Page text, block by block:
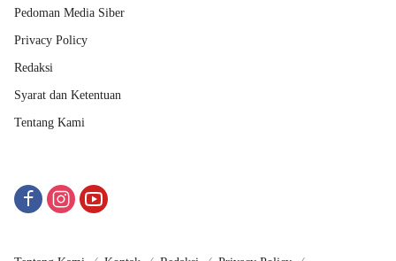
Pedoman Media Siber
Privacy Policy
Redaksi
Syarat dan Ketentuan
Tentang Kami